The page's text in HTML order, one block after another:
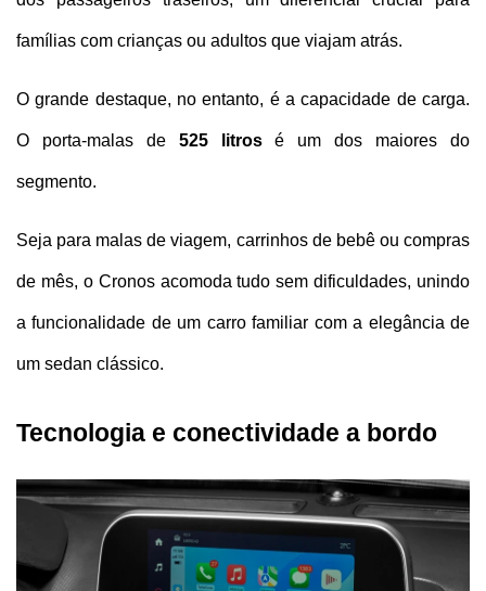
famílias com crianças ou adultos que viajam atrás.
O grande destaque, no entanto, é a capacidade de carga.
O porta-malas de 525 litros é um dos maiores do
segmento.
Seja para malas de viagem, carrinhos de bebê ou compras
de mês, o Cronos acomoda tudo sem dificuldades, unindo
a funcionalidade de um carro familiar com a elegância de
um sedan clássico.
Tecnologia e conectividade a bordo